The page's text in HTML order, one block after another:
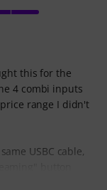
this for the
4 combi inputs
range I didn't
USBC cable,